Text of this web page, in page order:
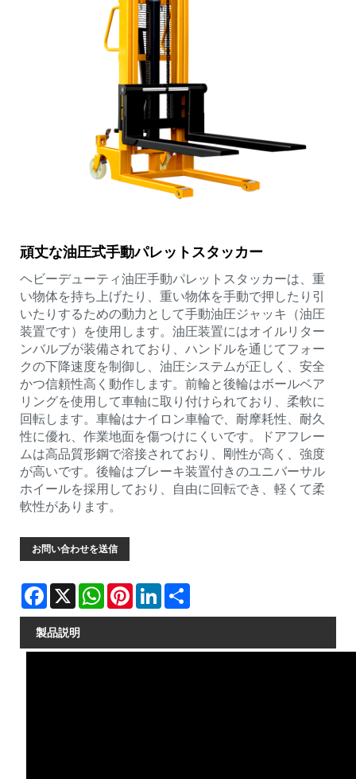
頑丈な油圧式手動パレットスタッカー
ヘビーデューティ油圧手動パレットスタッカーは、重
い物体を持ち上げたり、重い物体を手動で押したり引
いたりするための動力として手動油圧ジャッキ（油圧
装置です）を使用します。油圧装置にはオイルリター
ンバルブが装備されており、ハンドルを通じてフォー
クの下降速度を制御し、油圧システムが正しく、安全
かつ信頼性高く動作します。前輪と後輪はボールベア
リングを使用して車軸に取り付けられており、柔軟に
回転します。車輪はナイロン車輪で、耐摩耗性、耐久
性に優れ、作業地面を傷つけにくいです。ドアフレー
ムは高品質形鋼で溶接されており、剛性が高く、強度
が高いです。後輪はブレーキ装置付きのユニバーサル
ホイールを採用しており、自由に回転でき、軽くて柔
軟性があります。
お問い合わせを送信
Facebook
X WhatsAppPinterestLinkedIn
製品説明